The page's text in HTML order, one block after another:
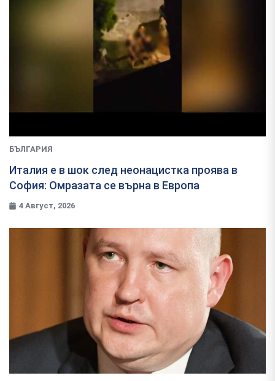
БЪЛГАРИЯ
Италия е в шок след неонацистка проява в
София: Омразата се върна в Европа
4 Август, 2026